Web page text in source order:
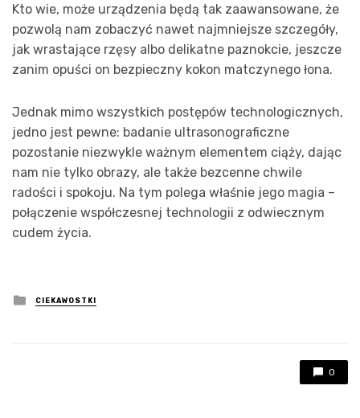
Kto wie, może urządzenia będą tak zaawansowane, że
pozwolą nam zobaczyć nawet najmniejsze szczegóły,
jak wrastające rzęsy albo delikatne paznokcie, jeszcze
zanim opuści on bezpieczny kokon matczynego łona.
Jednak mimo wszystkich postępów technologicznych,
jedno jest pewne: badanie ultrasonograficzne
pozostanie niezwykle ważnym elementem ciąży, dając
nam nie tylko obrazy, ale także bezcenne chwile
radości i spokoju. Na tym polega właśnie jego magia –
połączenie współczesnej technologii z odwiecznym
cudem życia.
Posted
in
CIEKAWOSTKI
0